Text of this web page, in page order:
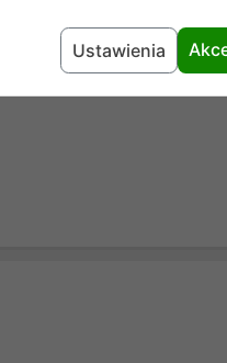
dany produkt.
Ustawienia